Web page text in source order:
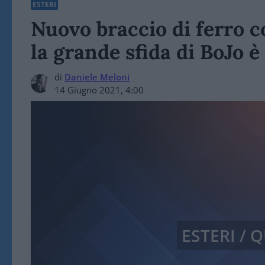
ESTERI
Nuovo braccio di ferro
la grande sfida di BoJo
di Daniele Meloni
14 Giugno 2021, 4:00
ESTERI /